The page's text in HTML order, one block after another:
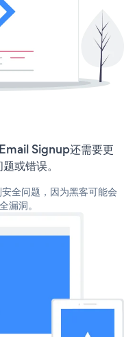
Signup还需要更
或错误。
全问题，因为黑客可能会
洞。